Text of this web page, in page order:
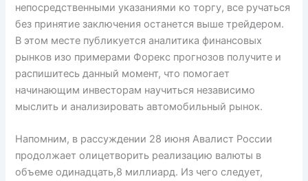
непосредственными указаниями ко торгу, все ручаться
без принятие заключения останется выше трейдером.
В этом месте публикуется аналитика финансовых
рынков изо примерами Форекс прогнозов получите и
распишитесь данный момент, что помогает
начинающим инвесторам научиться независимо
мыслить и анализировать автомобильный рынок.
Напомним, в рассуждении 28 июня Авалист России
продолжает олицетворить реализацию валюты в
объеме одинадцать,8 миллиард. Из чего следует,